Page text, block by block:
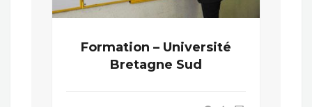
Formation – Université
Bretagne Sud